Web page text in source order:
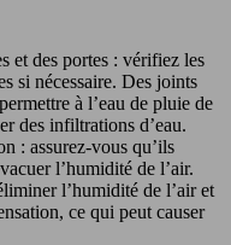
et des portes : vérifiez les
si nécessaire. Des joints
à l’eau de pluie de
des infiltrations d’eau.
: assurez-vous qu’ils
l’humidité de l’air.
l’humidité de l’air et
ce qui peut causer